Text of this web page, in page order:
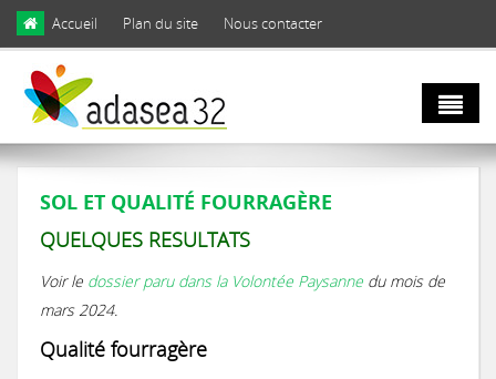
Skip to main content
Accueil Plan du site Nous contacter
Qui sommes
Domaines d'activités
Notre équipe
Natura 2000
SOL ET QUALITÉ FOURRAGÈRE
QUELQUES RESULTATS
Voir le dossier paru dans la Volontée Paysanne du mois de
mars 2024.
Qualité fourragère